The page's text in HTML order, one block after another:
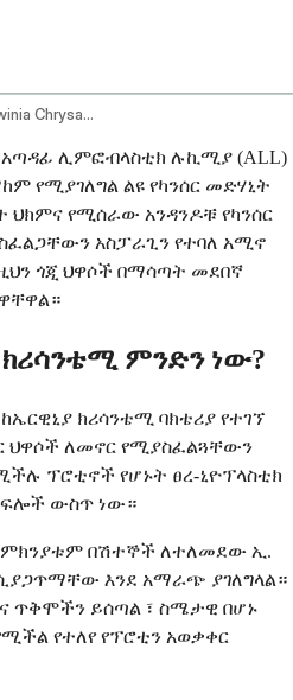
Asparaginase Erwinia Chrysanthemi Injection Route
አጣዳፊ ሊምፎብላስቲክ ሉኪሚያ (ALL)
የሚያገለግል ልዩ የካንሰር መድሃኒት
ህክምና የሚሰራው አንዳንዶቹ የካንሰር
አስፓራጊን የተባለ አሚኖ
ጎጂ ህዋሶች በማሳጣት መደበኛ
ምንድን ነው?
ክሪሳንቴሚ ባክቴሪያ የተገኘ
ህዋሶች ለመኖር የሚያስፈልጓቸውን
ፕሮቲኖች የሆኑት ፀረ-ኒዮፕላስቲክ
ውስጥ ነው።
በሽተኞች ለተለመደው ኢ.
ሲያጋጥማቸው እንደ አማራጭ ያገለግላል።
ጥቅሞችን ይሰጣል ፣ ስሜታዊ በሆኑ
የተለየ የፕሮቲን አወቃቀር